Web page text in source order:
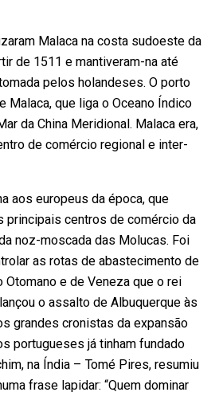
Malaca na costa sudoeste da
de 1511 e mantiveram-na até
pelos holandeses. O porto
Malaca, que liga o Oceano Índico
da China Meridional. Malaca era,
de comércio regional e inter-
aos europeus da época, que
principais centros de comércio da
noz-moscada das Molucas. Foi
as rotas de abastecimento de
e de Veneza que o rei
o assalto de Albuquerque às
grandes cronistas da expansão
portugueses já tinham fundado
na Índia – Tomé Pires, resumiu
frase lapidar: “Quem dominar